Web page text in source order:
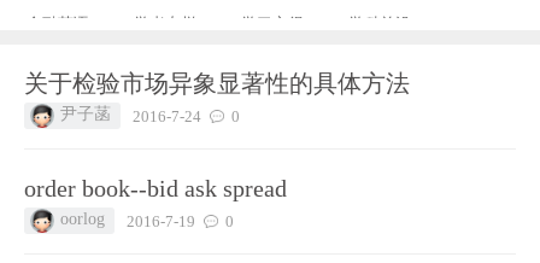
#金融英语
#学者专栏 #学习心得
#学科前沿
关于检验市场异象显著性的具体方法
尹子菡 2016-7-24 0
order book--bid ask spread
oorlog 2016-7-19 0